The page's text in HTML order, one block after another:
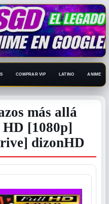
COMPRAR VIP LATINO ANIME
más allá
HD [1080p]
dizonHD